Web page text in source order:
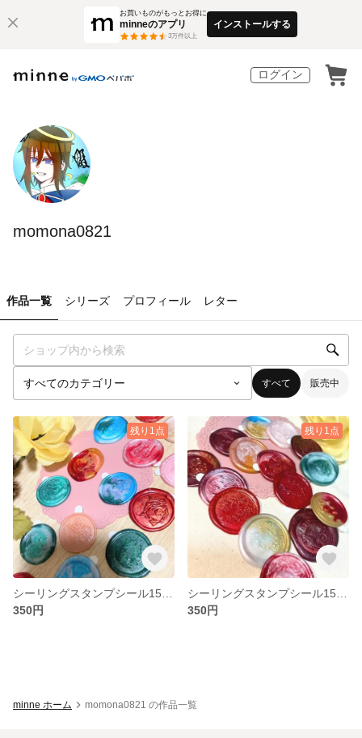
お買いものがもっとお得に
minneのアプリ
3万件以上
インストールする
ログイン
momona0821
作品一覧 シリーズ プロフィール レター
すべて 販売中
残り1点
350円
残り1点
350円
minne ホーム momona0821 の作品一覧